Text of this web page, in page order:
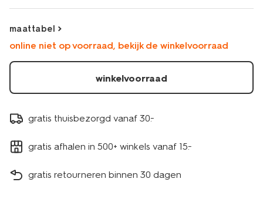
slim-
hals-
wit-
maattabel
online niet op voorraad, bekijk de winkelvoorraad
winkelvoorraad
gratis thuisbezorgd vanaf 30.-
gratis afhalen in 500+ winkels vanaf 15.-
gratis retourneren binnen 30 dagen